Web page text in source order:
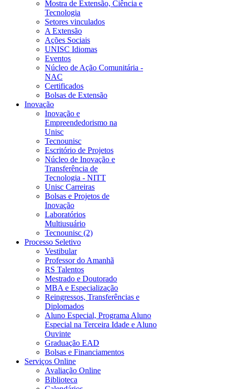
Mostra de Extensão, Ciência e
Tecnologia
Setores vinculados
A Extensão
Ações Sociais
UNISC Idiomas
Eventos
Núcleo de Ação Comunitária -
NAC
Certificados
Bolsas de Extensão
Inovação
Inovação e
Empreendedorismo na
Unisc
Tecnounisc
Escritório de Projetos
Núcleo de Inovação e
Transferência de
Tecnologia - NITT
Unisc Carreiras
Bolsas e Projetos de
Inovação
Laboratórios
Multiusuário
Tecnounisc (2)
Processo Seletivo
Vestibular
Professor do Amanhã
RS Talentos
Mestrado e Doutorado
MBA e Especialização
Reingressos, Transferências e
Diplomados
Aluno Especial, Programa Aluno
Especial na Terceira Idade e Aluno
Ouvinte
Graduação EAD
Bolsas e Financiamentos
Serviços Online
Avaliação Online
Biblioteca